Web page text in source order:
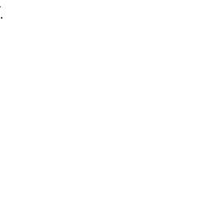
آسف ليس لدينا هذا المورد.